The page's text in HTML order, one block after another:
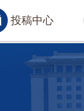
投稿中心